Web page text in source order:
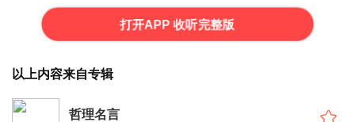
打开APP 收听完整版
以上内容来自专辑
哲理名言